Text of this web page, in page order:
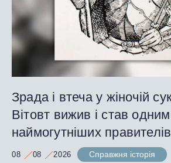
Зрада і втеча у жіночій
Вітовт вижив і став одним
наймогутніших
08 08 2026
Справжня історія